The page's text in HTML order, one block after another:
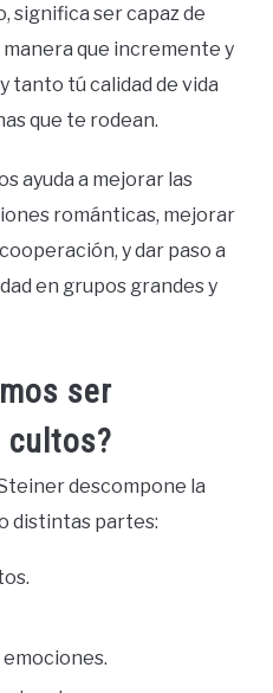
significa ser capaz de
que incremente y
tanto tú calidad de vida
que te rodean.
ayuda a mejorar las
románticas, mejorar
y dar paso a
en grupos grandes y
ser
cultos?
descompone la
distintas partes: